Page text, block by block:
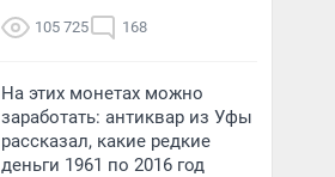
105 725 168
На этих монетах можно
заработать: антиквар из Уфы
рассказал, какие редкие
деньги 1961 по 2016 год